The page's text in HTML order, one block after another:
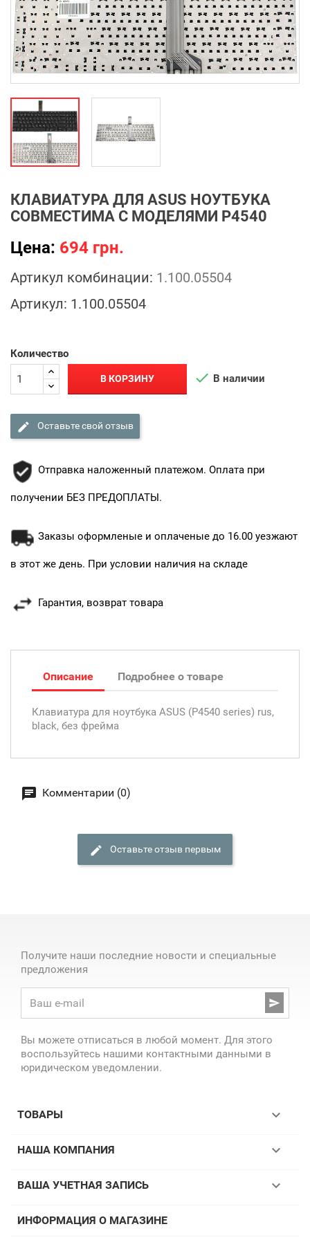
КЛАВИАТУРА ДЛЯ ASUS НОУТБУКА
СОВМЕСТИМА С МОДЕЛЯМИ P4540
Цена: 694 грн.
Артикул комбинации: 1.100.05504
Артикул: 1.100.05504
Количество
В КОРЗИНУ  В наличии
Оставьте свой отзыв
Отправка наложенный платежом. Оплата при
получении БЕЗ ПРЕДОПЛАТЫ.
Заказы оформленые и оплаченые до 16.00 уезжают
в этот же день. При условии наличия на складе
Гарантия, возврат товара
Описание Подробнее о товаре
Клавиатура для ноутбука ASUS (P4540 series) rus,
black, без фрейма
Комментарии (0)
Оставьте отзыв первым
Получите наши последние новости и специальные
предложения

Вы можете отписаться в любой момент. Для этого
воспользуйтесь нашими контактными данными в
юридическом уведомлении.
ТОВАРЫ 
НАША КОМПАНИЯ 
ВАША УЧЕТНАЯ ЗАПИСЬ 
ИНФОРМАЦИЯ О МАГАЗИНЕ